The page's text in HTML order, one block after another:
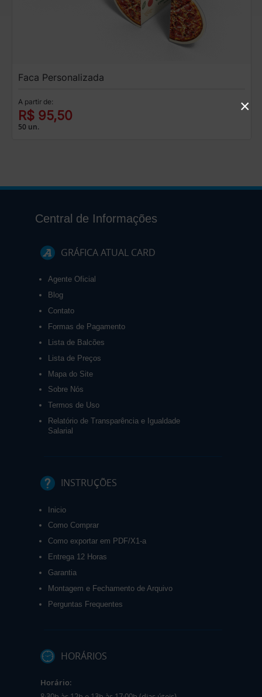
Faca Personalizada
A partir de:
R$ 95,50
50 un.
Central de Informações
GRÁFICA ATUAL CARD
Agente Oficial
Blog
Contato
Formas de Pagamento
Lista de Balcões
Lista de Preços
Mapa do Site
Sobre Nós
Termos de Uso
Relatório de Transparência e Igualdade
Salarial
INSTRUÇÕES
Inicio
Como Comprar
Como exportar em PDF/X1-a
Entrega 12 Horas
Garantia
Montagem e Fechamento de Arquivo
Perguntas Frequentes
HORÁRIOS
Horário:
×